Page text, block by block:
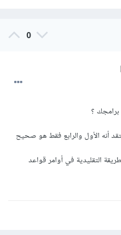
0
؟
أنه الأول والرابع فقط هو صحيح
التقليدية في أوامر قواعد